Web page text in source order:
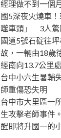
經理做不到一個
國5深夜火燒車
噬車頭」 3人驚
國道5號石碇往
故，一輛由18歲
經南向13.7公里
台中小六生暑輔
師重傷恐失明
台中市大里區一
生攻擊老師事件
醒即將升國一的